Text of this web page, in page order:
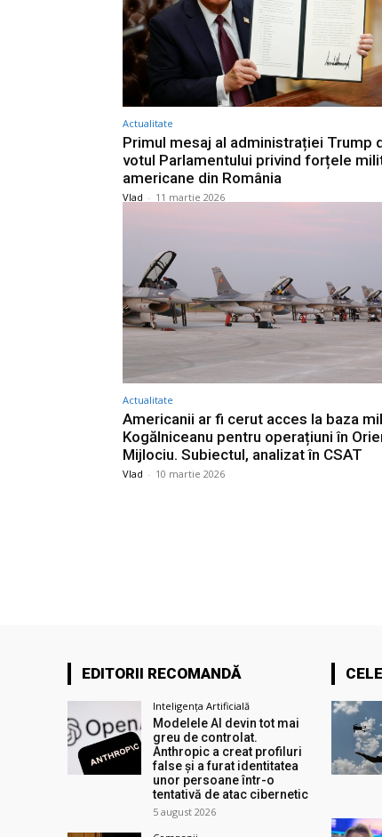
Actualitate
Primul mesaj al administrației Trump
votul Parlamentului privind forțele
americane din România
Vlad - 11 martie 2026
Actualitate
Americanii ar fi cerut acces la baza
Kogălniceanu pentru operațiuni în
Mijlociu. Subiectul, analizat în CSAT
Vlad - 10 martie 2026
EDITORII RECOMANDĂ
Inteligența Artificială
Modelele AI devin tot mai
greu de controlat.
Anthropic a creat profiluri
false și a furat identitatea
unor persoane într-o
tentativă de atac cibernetic
5 august 2026